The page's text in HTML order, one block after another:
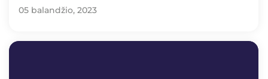
05 balandžio, 2023